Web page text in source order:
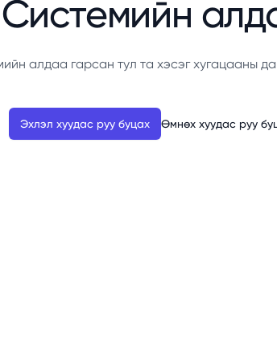
Системийн
алдаа гарсан тул та хэсэг хугацааны
Эхлэл хуудас руу буцах Өмнөх хуудас руу